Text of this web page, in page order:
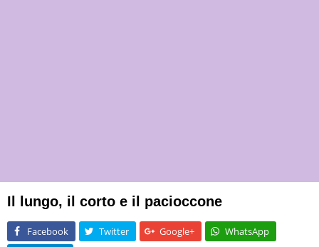
Il lungo, il corto e il pacioccone
Facebook Twitter Google+
WhatsApp